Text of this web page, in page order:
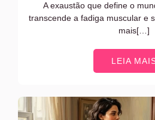
A exaustão que define o
transcende a fadiga muscular e
mais[…]
LEIA